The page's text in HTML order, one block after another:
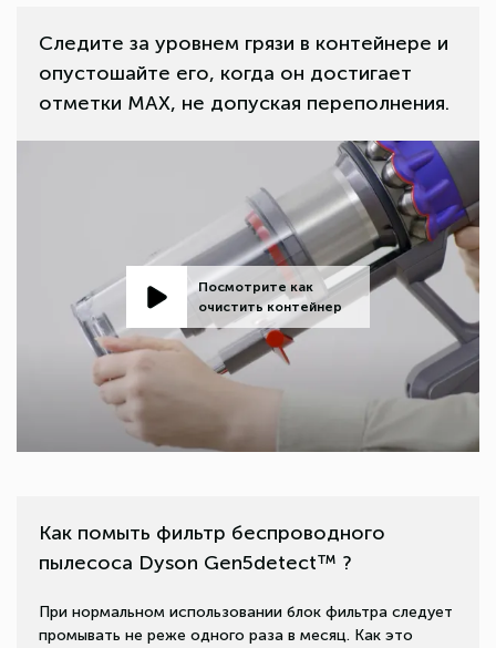
Следите за уровнем грязи в контейнере и
опустошайте его, когда он достигает
отметки MAX, не допуская переполнения.
Посмотрите как
очистить контейнер
Как помыть фильтр беспроводного
пылесоса Dyson Gen5detect™ ?
При нормальном использовании блок фильтра следует
промывать не реже одного раза в месяц. Как это